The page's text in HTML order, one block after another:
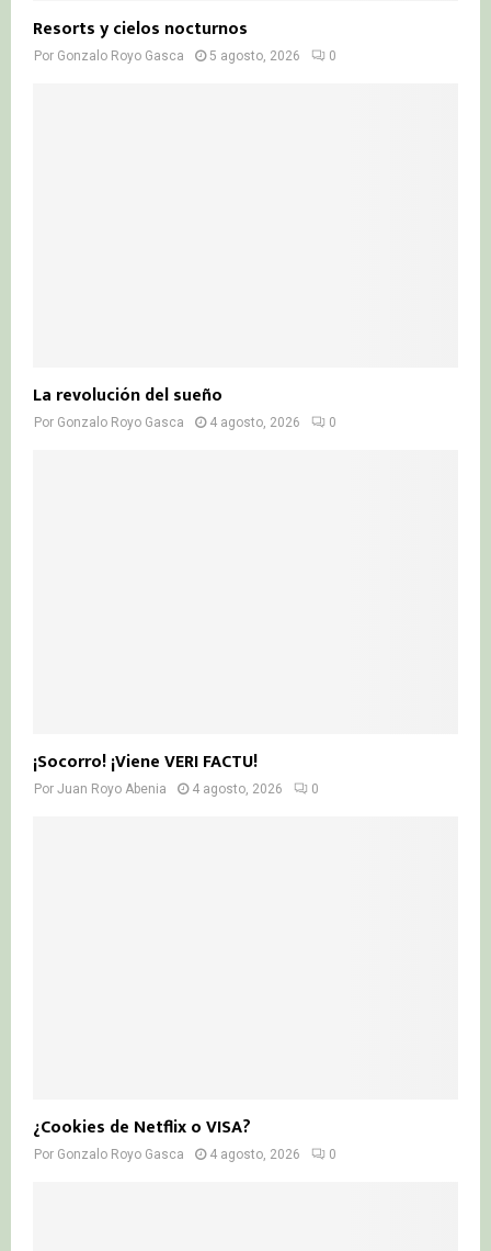
Resorts y cielos nocturnos
Por Gonzalo Royo Gasca 5 agosto, 2026 0
La revolución del sueño
Por Gonzalo Royo Gasca 4 agosto, 2026 0
¡Socorro! ¡Viene VERI FACTU!
Por Juan Royo Abenia 4 agosto, 2026 0
¿Cookies de Netflix o VISA?
Por Gonzalo Royo Gasca 4 agosto, 2026 0